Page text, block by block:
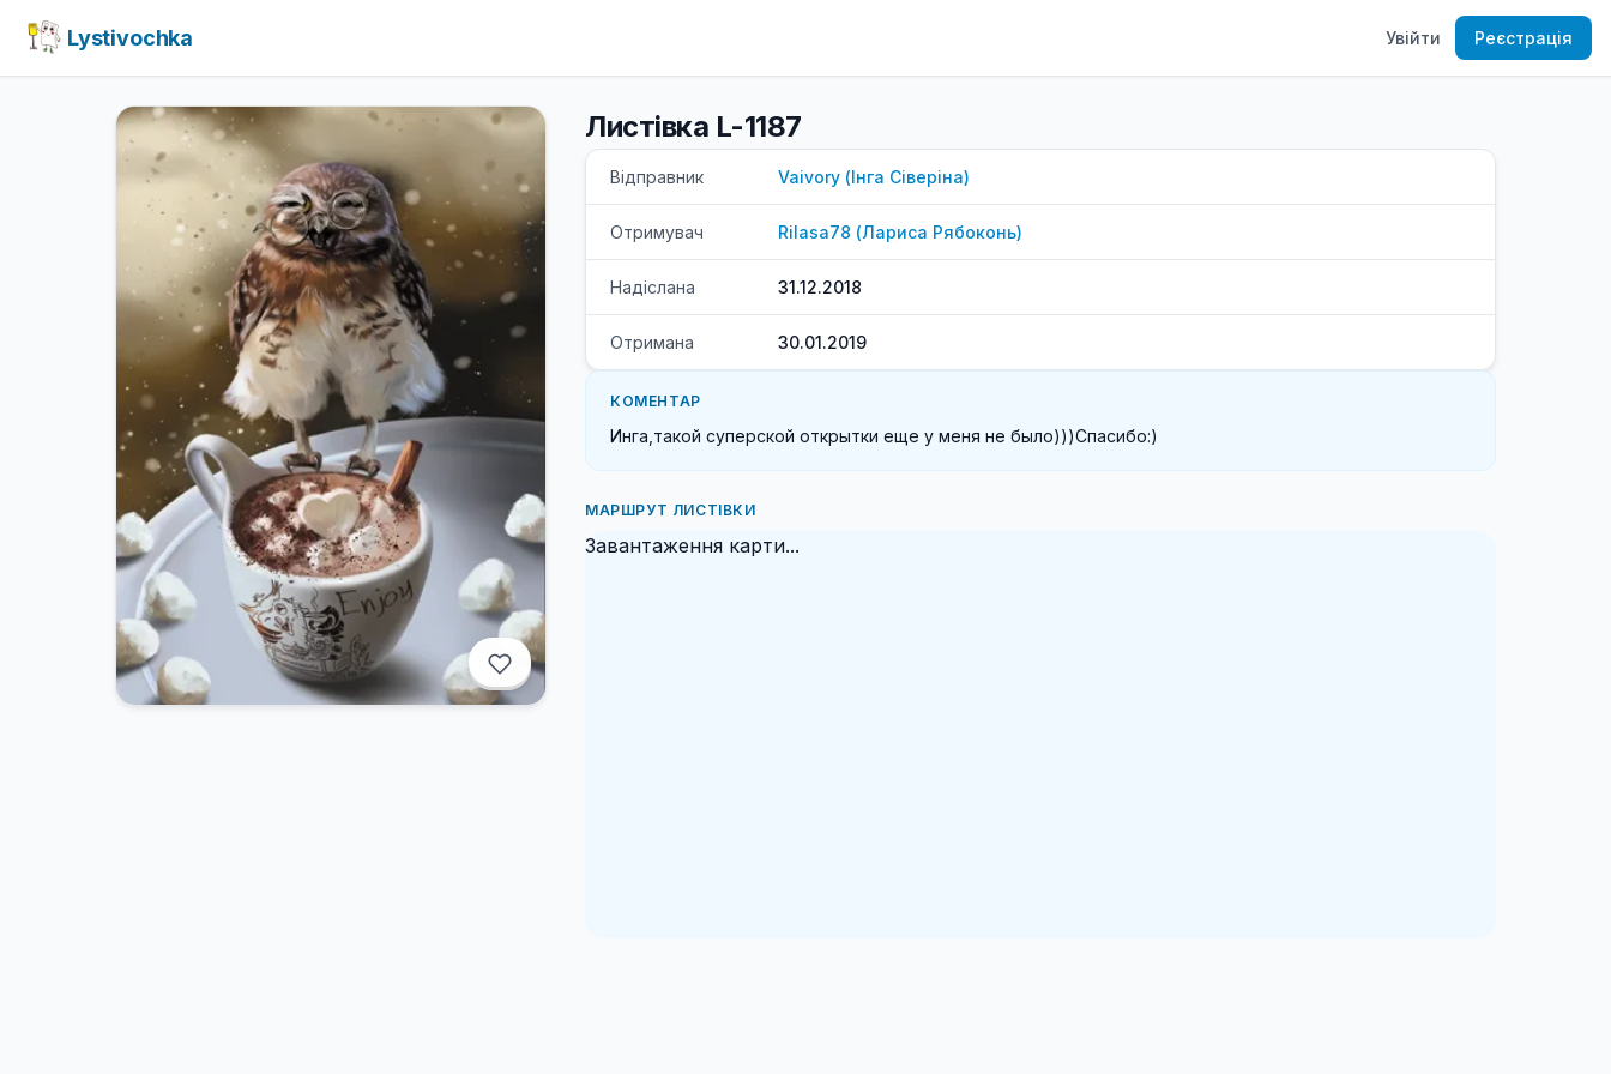
Lystivochka Увійти Реєстрація
Листівка L-1187
Відправник Vaivory (Інга Сіверіна)
Отримувач Rilasa78 (Лариса Рябоконь)
Надіслана 31.12.2018
Отримана 30.01.2019
КОМЕНТАР
Инга,такой суперской открытки еще у меня не было)))Спасибо:)
МАРШРУТ ЛИСТІВКИ
Завантаження карти...